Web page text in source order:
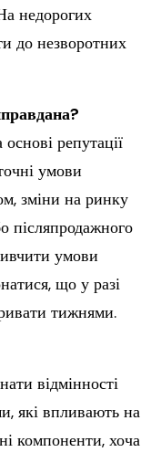
недорогих
до незворотних
репутації
умови
зміни на ринку
післяпродажного
умови
що у разі
тижнями.
відмінності
які впливають на
компоненти, хоча